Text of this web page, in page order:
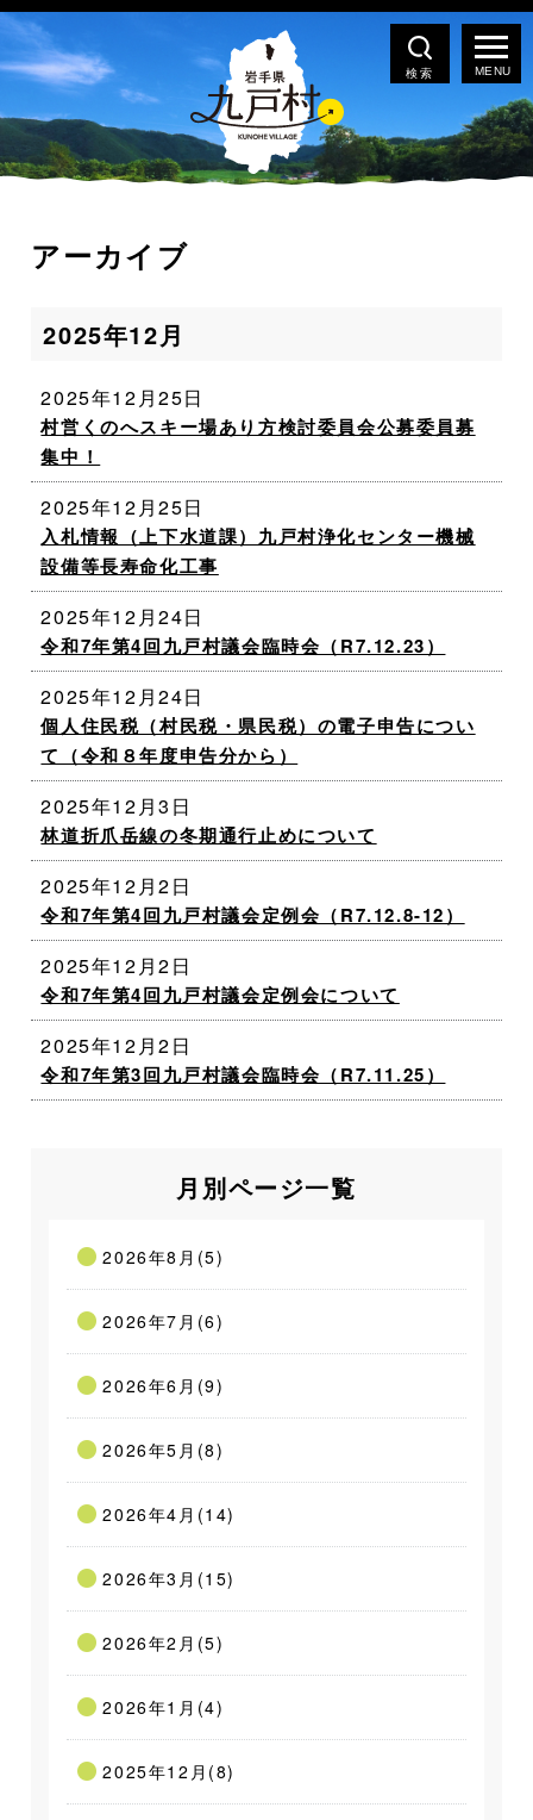
検索
アーカイブ
2025年12月
2025年12月25日
村営くのへスキー場あり方検討委員会公募委員募
集中！
2025年12月25日
入札情報（上下水道課）九戸村浄化センター機械
設備等長寿命化工事
2025年12月24日
令和7年第4回九戸村議会臨時会（R7.12.23）
2025年12月24日
個人住民税（村民税・県民税）の電子申告につい
て（令和８年度申告分から）
2025年12月3日
林道折爪岳線の冬期通行止めについて
2025年12月2日
令和7年第4回九戸村議会定例会（R7.12.8-12）
2025年12月2日
令和7年第4回九戸村議会定例会について
2025年12月2日
令和7年第3回九戸村議会臨時会（R7.11.25）
月別ページ一覧
2026年8月(5)
2026年7月(6)
2026年6月(9)
2026年5月(8)
2026年4月(14)
2026年3月(15)
2026年2月(5)
2026年1月(4)
2025年12月(8)